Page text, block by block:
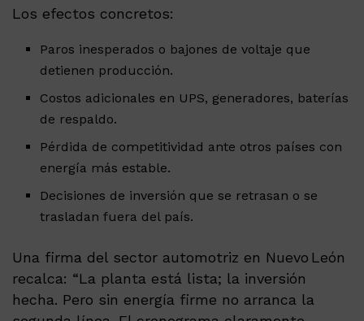
Los efectos concretos:
Paros inesperados o bajones de voltaje que
detienen producción.
Costos adicionales en UPS, generadores, baterías
de respaldo.
Pérdida de competitividad ante otros países con
energía más estable.
Decisiones de inversión que se retrasan o se
trasladan fuera del país.
Una firma del sector automotriz en Nuevo León
recalca: “La planta está lista; la inversión
hecha. Pero sin energía firme no arranca la